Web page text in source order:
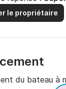
le propriétaire
du bateau à